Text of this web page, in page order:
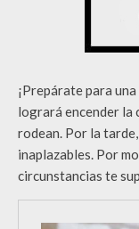
¡Prepárate para
logrará encender la
rodean. Por la
inaplazables. Por
circunstancias te